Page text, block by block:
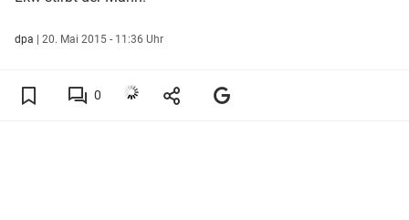
dpa | 20. Mai 2015 - 11:36 Uhr
0